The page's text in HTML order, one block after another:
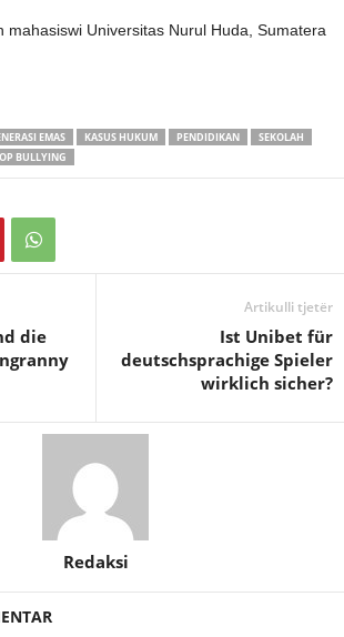
mahasiswi Universitas Nurul Huda, Sumatera
EMAS KASUS HUKUM PENDIDIKAN
SEKOLAH
BULLYING
die
Artikulli tjetër
Ist Unibet für
deutschsprachige Spieler
wirklich sicher?
Redaksi